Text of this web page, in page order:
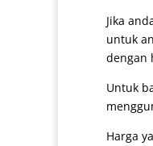
Jika
untuk
dengan
Untuk
Harga